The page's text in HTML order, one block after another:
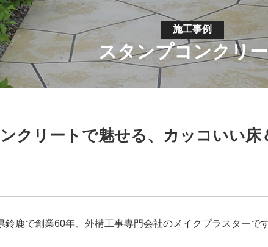
施工事例
スタンプコンクリ
クリートで魅せる、カッコいい床
鈴鹿で創業60年、外構工事専門会社のメイクプラスターです